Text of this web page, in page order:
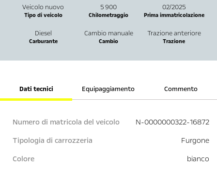
Veicolo nuovo
Tipo di veicolo
5 900
Chilometraggio
02/2025
Prima immatricolazione
Diesel
Carburante
Cambio manuale
Cambio
Trazione anteriore
Trazione
Dati tecnici Equipaggiamento Commento
Numero di matricola del veicolo
N-0000000322-16872
Tipologia di carrozzeria
Furgone
Colore
bianco